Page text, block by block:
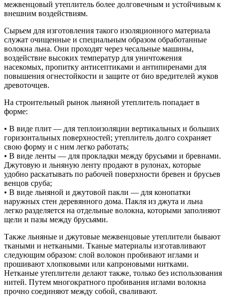
межвенцовый утеплитель более долговечным и устойчивым к
внешним воздействиям.
Сырьем для изготовления такого изоляционного материала
служат очищенные и специальным образом обработанные
волокна льна. Они проходят через чесальные машины,
воздействие высоких температур для уничтожения
насекомых, пропитку антисептиками и антипиренами для
повышения огнестойкости и защите от био вредителей жуков
древоточцев.
На строительный рынок льняной утеплитель попадает в
форме:
• В виде плит — для теплоизоляции вертикальных и больших
горизонтальных поверхностей; утеплитель долго сохраняет
свою форму и с ним легко работать;
• В виде ленты — для прокладки между брусьями и бревнами.
Джутовую и льняную ленту продают в рулонах, которые
удобно раскатывать по рабочей поверхности бревен и брусьев
венцов сруба;
• В виде льняной и джутовой пакли — для конопатки
наружных стен деревянного дома. Пакля из джута и льна
легко разделяется на отдельные волокна, которыми заполняют
щели и пазы между брусьями.
Также льняные и джутовые межвенцовые утеплители бывают
ткаными и неткаными. Тканые материалы изготавливают
следующим образом: слой волокон пробивают иглами и
прошивают хлопковыми или капроновыми нитками.
Нетканые утеплители делают также, только без использования
нитей. Путем многократного пробивания иглами волокна
прочно соединяют между собой, сваливают.